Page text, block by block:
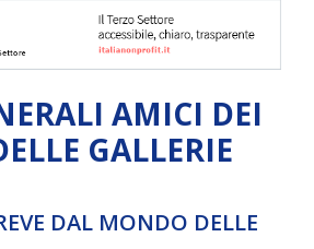
AMICI DEI
GALLERIE
DAL MONDO DELLE